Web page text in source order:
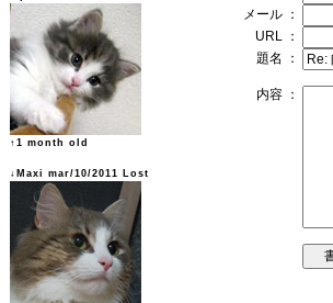
↑1 month old
↓Maxi mar/10/2011 Lost
メール ：
URL ：
題名 ：
内容 ：